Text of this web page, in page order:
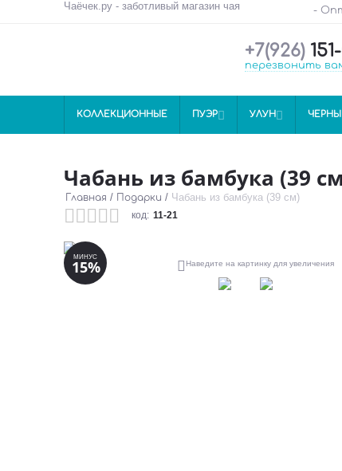
Чаёчек.ру - заботливый магазин чая -
+7(926)
перезвонить
КОЛЛЕКЦИОННЫЕ ПУЭР УЛУН
Чабань из бамбука (39
Главная / Подарки / Чабань из бамбука (39 см)
код: 11-21
МИНУС
15%  Наведите на картинку для увеличения